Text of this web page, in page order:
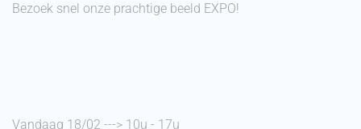
Bezoek snel onze prachtige beeld EXPO!
Vandaag 18/02 ---> 10u - 17u